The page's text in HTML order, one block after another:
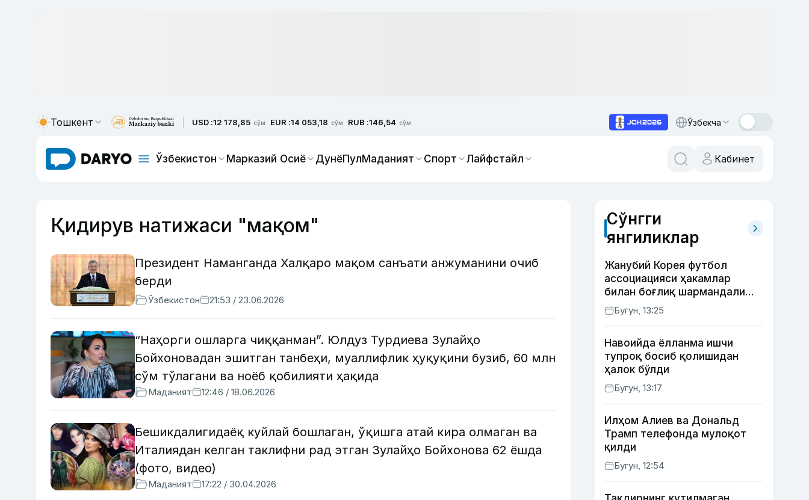
Тошкент USD :12 178,85 сўм EUR :14 053,18 сўм RUB :146,54 сўм Ўзбекча
Ўзбекистон Марказий Осиё ДунёПулМаданият Спорт Лайфстайл Кабинет
Қидирув натижаси "мақом"
Президент Наманганда Халқаро мақом санъати анжуманини очиб
берди
Ўзбекистон 21:53 / 23.06.2026
“Наҳорги ошларга чиққанман”. Юлдуз Турдиева Зулайҳо
Бойхоновадан эшитган танбеҳи, муаллифлик ҳуқуқини бузиб, 60 млн
сўм тўлагани ва ноёб қобилияти ҳақида
Маданият 12:46 / 18.06.2026
Бешикдалигидаёқ куйлай бошлаган, ўқишга атай кира олмаган ва
Италиядан келган таклифни рад этган Зулайҳо Бойхонова 62 ёшда
(фото, видео)
Маданият 17:22 / 30.04.2026
Сўнгги
янгиликлар
Жанубий Корея футбол
ассоциацияси ҳакамлар
билан боғлиқ шармандали
ҳолат бўйича баёнот берди
Бугун, 13:25
Навоийда ёлланма ишчи
тупроқ босиб қолишидан
ҳалок бўлди
Бугун, 13:17
Илҳом Алиев ва Дональд
Трамп телефонда мулоқот
қилди
Бугун, 12:54